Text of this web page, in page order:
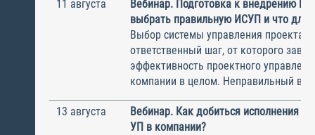
11 августа
Вебинар. Подготовка к внедрению
выбрать правильную ИСУП и что для
Выбор системы управления
ответственный шаг, от которого
эффективность проектного
компании в целом. Неправильный
13 августа
Вебинар. Как добиться исполнения
УП в компании?